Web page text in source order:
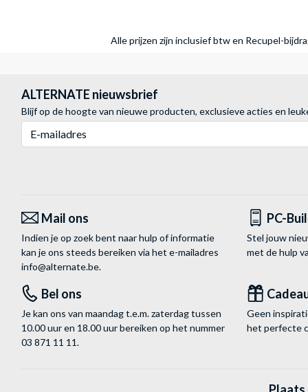
Alle prijzen zijn inclusief btw en Recupel-
ALTERNATE nieuwsbrief
Blijf op de hoogte van nieuwe producten, exclusieve acties en
Mail ons
Indien je op zoek bent naar hulp of informatie
kan je ons steeds bereiken via het e-mailadres
info@alternate.be.
PC-
Stel jouw
met de hulp
Bel ons
Je kan ons van maandag t.e.m. zaterdag tussen
10.00 uur en 18.00 uur bereiken op het nummer
03 871 11 11.
Geen
het perfecte